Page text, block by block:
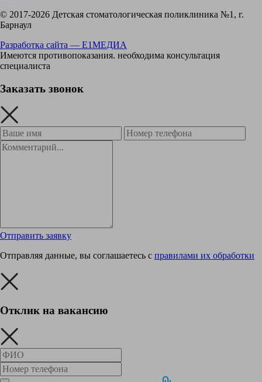
© 2017-2026 Детская стоматологическая поликлиника №1, г.
Барнаул
Разработка сайта — Е1МЕДИА
Имеются противопоказания. необходима консультация
специалиста
Заказать звонок
Отправить заявку
Отправляя данные, вы соглашаетесь с правилами их обработки
Отклик на вакансию